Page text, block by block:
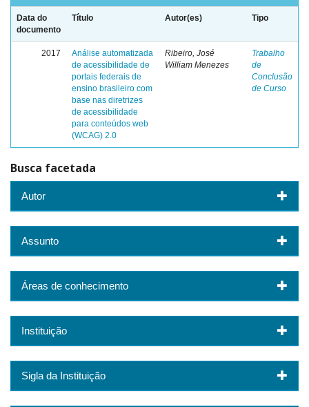
Data do
documento
Título Autor(es) Tipo
2017
Análise automatizada
de acessibilidade de
portais federais de
ensino brasileiro com
base nas diretrizes
de acessibilidade
para conteúdos web
(WCAG) 2.0
Ribeiro, José
William Menezes
Trabalho
de
Conclusão
de Curso
Busca facetada
Autor
Assunto
Áreas de conhecimento
Instituição
Sigla da Instituição